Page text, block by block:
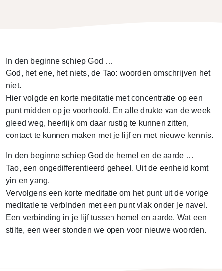
In den beginne schiep God …
God, het ene, het niets, de Tao: woorden omschrijven het
niet.
Hier volgde en korte meditatie met concentratie op een
punt midden op je voorhoofd. En alle drukte van de week
gleed weg, heerlijk om daar rustig te kunnen zitten,
contact te kunnen maken met je lijf en met nieuwe kennis.
In den beginne schiep God de hemel en de aarde …
Tao, een ongedifferentieerd geheel. Uit de eenheid komt
yin en yang.
Vervolgens een korte meditatie om het punt uit de vorige
meditatie te verbinden met een punt vlak onder je navel.
Een verbinding in je lijf tussen hemel en aarde. Wat een
stilte, een weer stonden we open voor nieuwe woorden.